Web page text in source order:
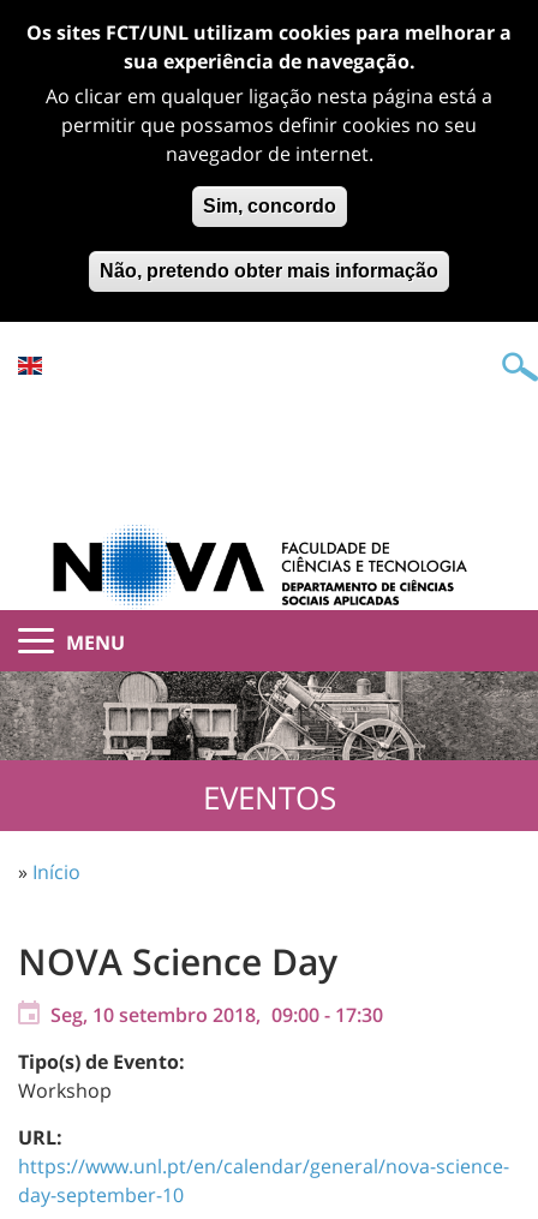
Os sites FCT/UNL utilizam cookies para melhorar a
sua experiência de navegação.
Ao clicar em qualquer ligação nesta página está a
permitir que possamos definir cookies no seu
navegador de internet.
Sim, concordo
Não, pretendo obter mais informação
MENU
EVENTOS
» Início
NOVA Science Day
Seg, 10 setembro 2018, 09:00- 17:30
Tipo(s) de Evento:
Workshop
URL:
https://www.unl.pt/en/calendar/general/nova-science-
day-september-10